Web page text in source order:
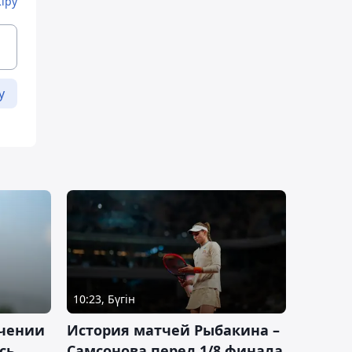
10:23, Бүгін
История матчей Рыбакина –